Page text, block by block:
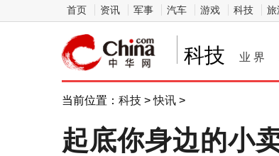
首页 资讯 军事 汽车 游戏 科技 旅
科技 业 界
当前位置： 科技 >快讯 >
起底你身边的小